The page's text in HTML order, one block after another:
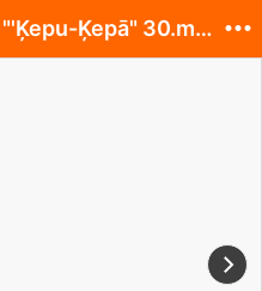
Volontieri.lv ciemojas "'Ķepu-Ķepā" 30.martā